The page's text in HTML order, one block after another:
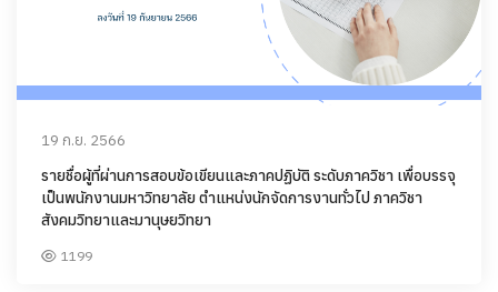
19 ก.ย. 2566
รายชื่อผู้ที่ผ่านการสอบข้อเขียนและภาคปฏิบัติ ระดับภาควิชา เพื่อบรรจุ
เป็นพนักงานมหาวิทยาลัย ตำแหน่งนักจัดการงานทั่วไป ภาควิชา
สังคมวิทยาและมานุษยวิทยา
1199